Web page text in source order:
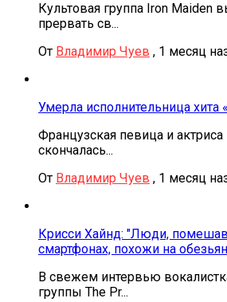
Культовая группа Iron Maiden
прервать св...
От Владимир Чуев , 1 месяц
Умерла исполнительница хита
Французская певица и
скончалась...
От Владимир Чуев , 1 месяц
Крисси Хайнд: "Люди,
смартфонах, похожи на
В свежем интервью
группы The Pr...